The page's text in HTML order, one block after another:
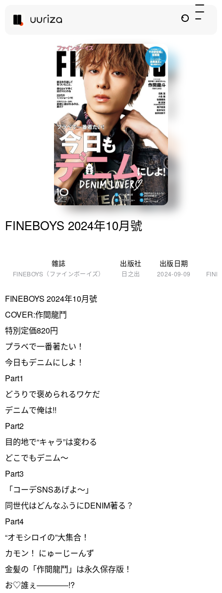
FINEBOYS 2024年10月號
雜誌
FINEBOYS（ファインボーイズ）
出版社
日之出
出版日期
2024-09-09
FINEBOYS 2024年10月號
COVER:作間龍鬥
特別定価820円
プラベで一番著たい！
今日もデニムにしよ！
Part1
どうりで褒められるワケだ
デニムで俺は!!
Part2
目的地で“キャラ”は変わる
どこでもデニム～
Part3
「コーデSNSあげよ～」
同世代はどんなふうにDENIM著る？
Part4
“オモシロイの”大集合！
カモン！ にゅーじーんず
金髪の「作間龍鬥」は永久保存版！
お♡誰ぇ――――!?